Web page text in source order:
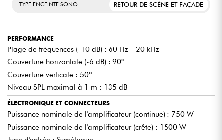
TYPE ENCEINTE SONO RETOUR DE SCÈNE ET FAÇADE
PERFORMANCE
Plage de fréquences (-10 dB) : 60 Hz – 20 kHz
Couverture horizontale (-6 dB) : 90º
Couverture verticale : 50º
Niveau SPL maximal à 1 m : 135 dB
ÉLECTRONIQUE ET CONNECTEURS
Puissance nominale de l'amplificateur (continue) : 750 W
Puissance nominale de l'amplificateur (crête) : 1500 W